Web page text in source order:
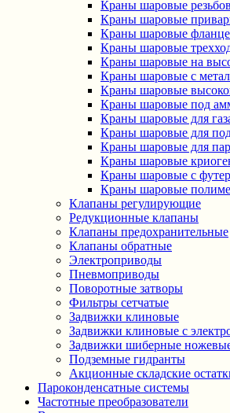
Краны шаровые
Краны шаровые
Краны шаровые
Краны шаровые
Краны шаровые на
Краны шаровые с
Краны шаровые
Краны шаровые под
Краны шаровые для
Краны шаровые для
Краны шаровые для
Краны шаровые
Краны шаровые с
Краны шаровые
Клапаны регулирующие
Редукционные клапаны
Клапаны предохранительные
Клапаны обратные
Электроприводы
Пневмоприводы
Поворотные затворы
Фильтры сетчатые
Задвижки клиновые
Задвижки клиновые с
Задвижки шиберные
Подземные гидранты
Акционные складские
Пароконденсатные системы
Частотные преобразователи